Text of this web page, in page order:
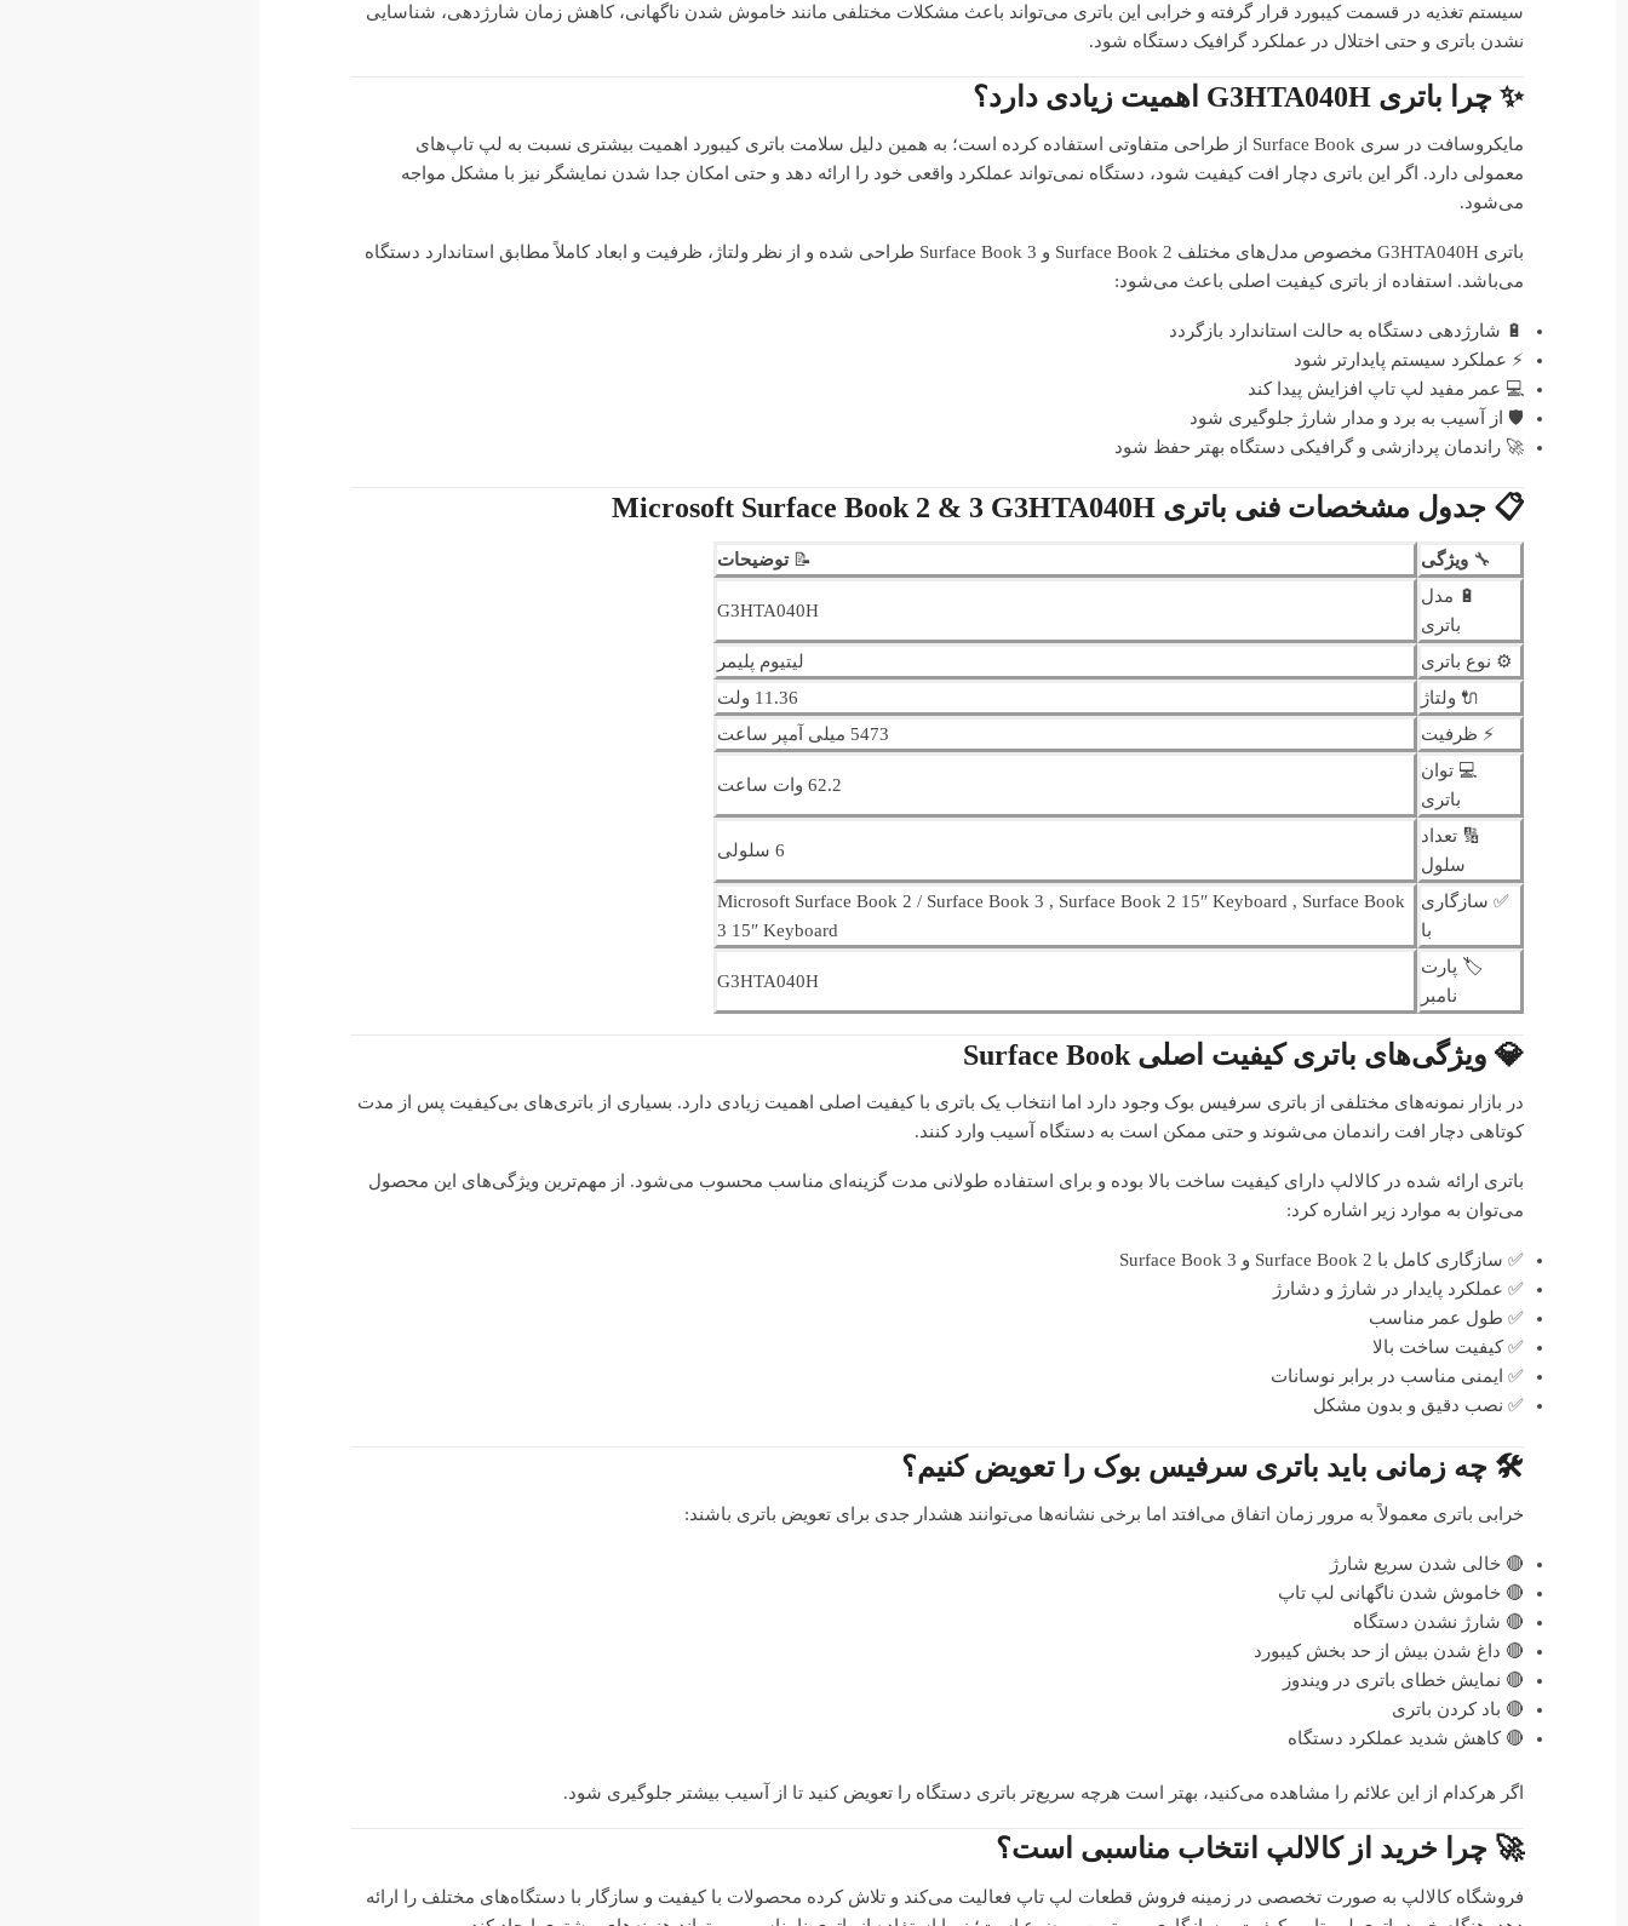
سیستم تغذیه در قسمت کیبورد قرار گرفته و خرابی این باتری می‌تواند باعث مشکلات مختلفی مانند خاموش شدن ناگهانی، کاهش زمان شارژدهی، شناسایی
نشدن باتری و حتی اختلال در عملکرد گرافیک دستگاه شود.
✨ چرا باتری G3HTA040H اهمیت زیادی دارد؟
مایکروسافت در سری Surface Book از طراحی متفاوتی استفاده کرده است؛ به همین دلیل سلامت باتری کیبورد اهمیت بیشتری نسبت به لپ تاپ‌های
معمولی دارد. اگر این باتری دچار افت کیفیت شود، دستگاه نمی‌تواند عملکرد واقعی خود را ارائه دهد و حتی امکان جدا شدن نمایشگر نیز با مشکل مواجه
می‌شود.
باتری G3HTA040H مخصوص مدل‌های مختلف Surface Book 2 و Surface Book 3 طراحی شده و از نظر ولتاژ، ظرفیت و ابعاد کاملاً مطابق استاندارد دستگاه
می‌باشد. استفاده از باتری کیفیت اصلی باعث می‌شود:
🔋 شارژدهی دستگاه به حالت استاندارد بازگردد
⚡ عملکرد سیستم پایدارتر شود
💻 عمر مفید لپ تاپ افزایش پیدا کند
🛡️ از آسیب به برد و مدار شارژ جلوگیری شود
🚀 راندمان پردازشی و گرافیکی دستگاه بهتر حفظ شود
📋 جدول مشخصات فنی باتری Microsoft Surface Book 2 & 3 G3HTA040H
🔧 ویژگی 📝توضیحات
🔋 مدل
باتری
G3HTA040H
⚙️ نوع باتری
لیتیوم پلیمر
🔌 ولتاژ
11.36 ولت
⚡ ظرفیت
5473 میلی آمپر ساعت
💻 توان
باتری
62.2 وات ساعت
🔢 تعداد
سلول
6 سلولی
✅ سازگاری
با
Microsoft Surface Book 2 / Surface Book 3 , Surface Book 2 15″ Keyboard , Surface Book
3 15″ Keyboard
🏷️ پارت
نامبر
G3HTA040H
💎 ویژگی‌های باتری کیفیت اصلی Surface Book
در بازار نمونه‌های مختلفی از باتری سرفیس بوک وجود دارد اما انتخاب یک باتری با کیفیت اصلی اهمیت زیادی دارد. بسیاری از باتری‌های بی‌کیفیت پس از مدت
کوتاهی دچار افت راندمان می‌شوند و حتی ممکن است به دستگاه آسیب وارد کنند.
باتری ارائه شده در کالالپ دارای کیفیت ساخت بالا بوده و برای استفاده طولانی مدت گزینه‌ای مناسب محسوب می‌شود. از مهم‌ترین ویژگی‌های این محصول
می‌توان به موارد زیر اشاره کرد:
✅ سازگاری کامل با Surface Book 2 و Surface Book 3
✅ عملکرد پایدار در شارژ و دشارژ
✅ طول عمر مناسب
✅ کیفیت ساخت بالا
✅ ایمنی مناسب در برابر نوسانات
✅ نصب دقیق و بدون مشکل
🛠️ چه زمانی باید باتری سرفیس بوک را تعویض کنیم؟
خرابی باتری معمولاً به مرور زمان اتفاق می‌افتد اما برخی نشانه‌ها می‌توانند هشدار جدی برای تعویض باتری باشند:
🔴 خالی شدن سریع شارژ
🔴 خاموش شدن ناگهانی لپ تاپ
🔴 شارژ نشدن دستگاه
🔴 داغ شدن بیش از حد بخش کیبورد
🔴 نمایش خطای باتری در ویندوز
🔴 باد کردن باتری
🔴 کاهش شدید عملکرد دستگاه
اگر هرکدام از این علائم را مشاهده می‌کنید، بهتر است هرچه سریع‌تر باتری دستگاه را تعویض کنید تا از آسیب بیشتر جلوگیری شود.
🚀 چرا خرید از کالالپ انتخاب مناسبی است؟
فروشگاه کالالپ به صورت تخصصی در زمینه فروش قطعات لپ تاپ فعالیت می‌کند و تلاش کرده محصولات با کیفیت و سازگار با دستگاه‌های مختلف را ارائه